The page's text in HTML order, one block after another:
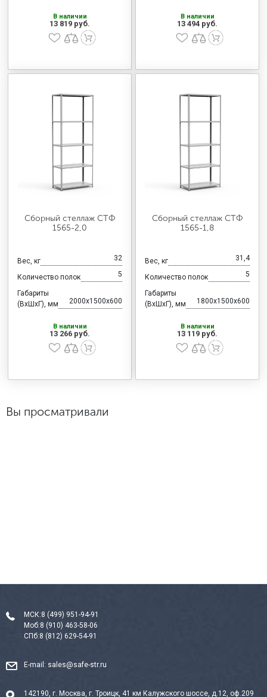
В наличии
13 819 руб.
В наличии
13 494 руб.
Сборный стеллаж СТФ
1565-2,0
Вес, кг 32
Количество полок 5
Габариты
(ВхШхГ), мм
2000x1500x600
В наличии
13 266 руб.
Сборный стеллаж СТФ
1565-1,8
Вес, кг 31,4
Количество полок 5
Габариты
(ВхШхГ), мм
1800x1500x600
В наличии
13 119 руб.
Вы просматривали
МСК:8 (499) 951-94-91
Моб:8 (910) 463-58-06
СПб:8 (812) 629-54-91
E-mail: sales@safe-str.ru
142190, г. Москва, г. Троицк, 41 км Калужского шоссе, д.12, оф.209